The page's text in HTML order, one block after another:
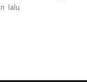
lalu